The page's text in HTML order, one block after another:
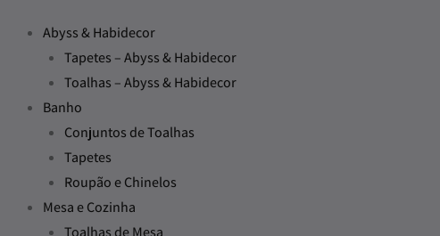
Abyss & Habidecor
Tapetes – Abyss & Habidecor
Toalhas – Abyss & Habidecor
Banho
Conjuntos de Toalhas
Tapetes
Roupão e Chinelos
Mesa e Cozinha
Toalhas de Mesa